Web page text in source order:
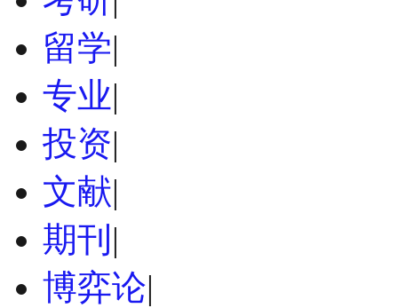
留学|
专业|
投资|
文献|
期刊 |
博弈论|